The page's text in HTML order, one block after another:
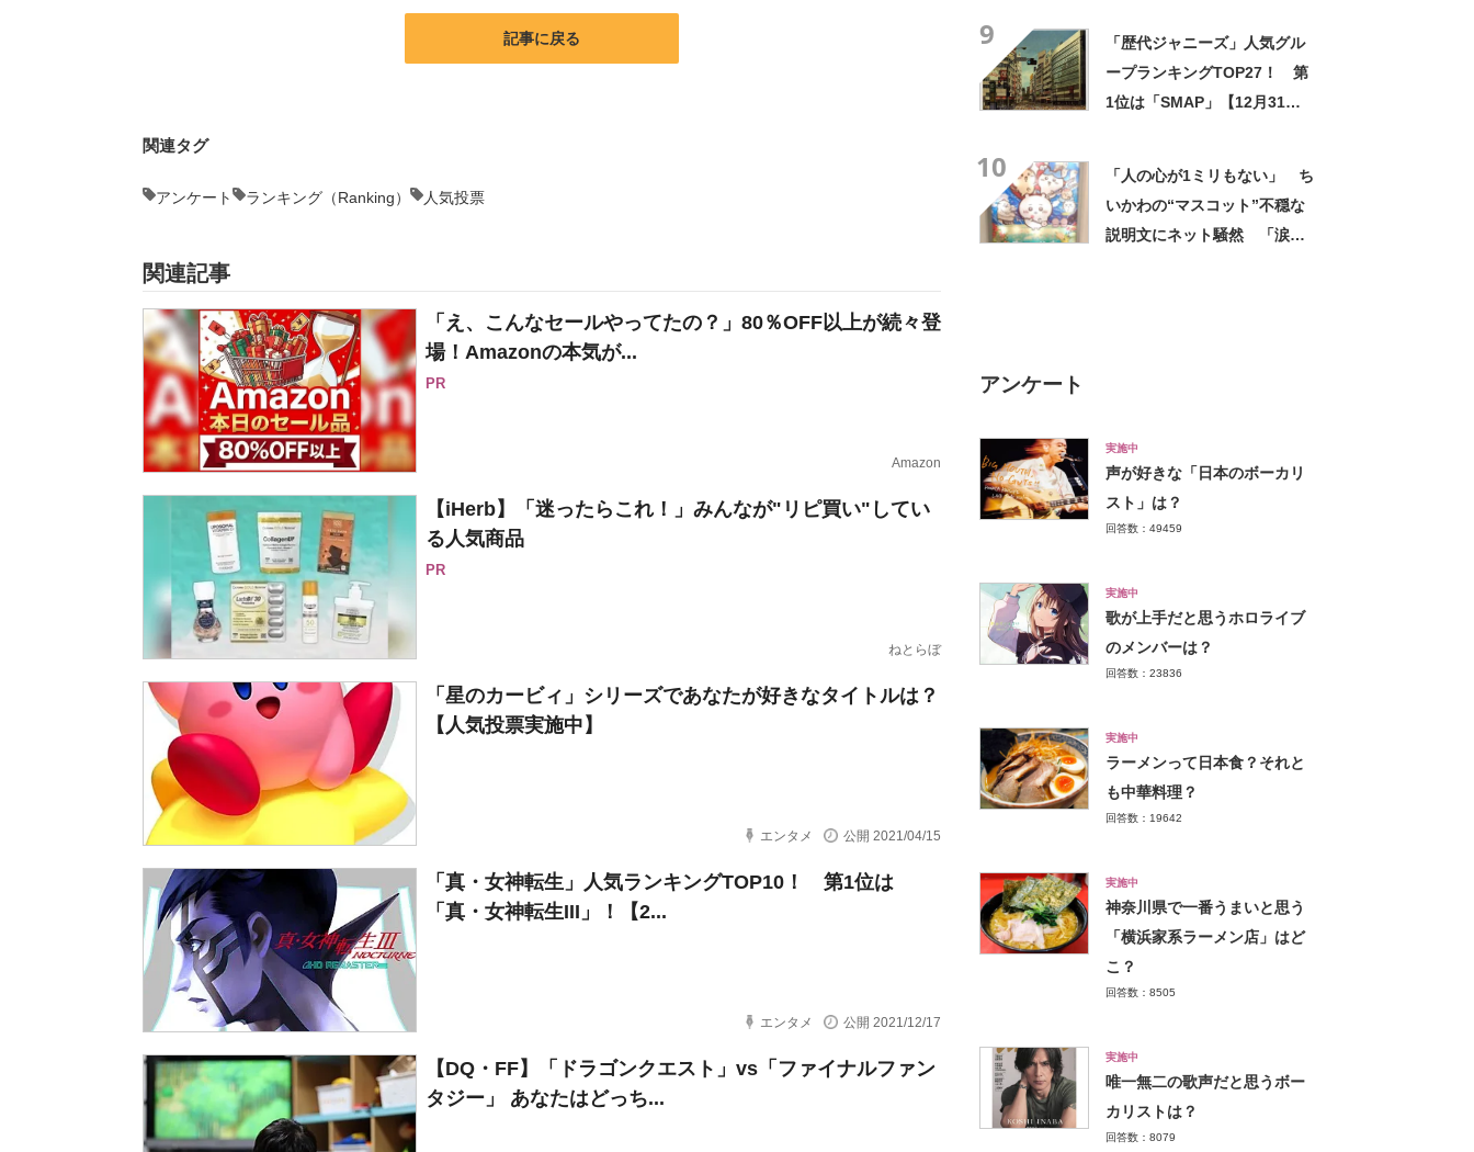
記事に戻る
関連タグ
アンケート ランキング（Ranking） 人気投票
関連記事
「え、こんなセールやってたの？」80％OFF以上が続々登
場！Amazonの本気が...
PR
Amazon
【iHerb】「迷ったらこれ！」みんなが"リピ買い"してい
る人気商品
PR
ねとらぼ
「星のカービィ」シリーズであなたが好きなタイトルは？
【人気投票実施中】
エンタメ 公開 2021/04/15
「真・女神転生」人気ランキングTOP10！ 第1位は
「真・女神転生III」！【2...
エンタメ 公開 2021/12/17
【DQ・FF】「ドラゴンクエスト」vs「ファイナルファン
タジー」 あなたはどっち...
9
「歴代ジャニーズ」人気グル
ープランキングTOP27！ 第
1位は「SMAP」【12月31日
10
「人の心が1ミリもない」 ち
いかわの“マスコット”不穏な
説明文にネット騒然 「涙し
アンケート
実施中
声が好きな「日本のボーカリ
スト」は？
回答数：49459
実施中
歌が上手だと思うホロライブ
のメンバーは？
回答数：23836
実施中
ラーメンって日本食？それと
も中華料理？
回答数：19642
実施中
神奈川県で一番うまいと思う
「横浜家系ラーメン店」はど
こ？
回答数：8505
実施中
唯一無二の歌声だと思うボー
カリストは？
回答数：8079